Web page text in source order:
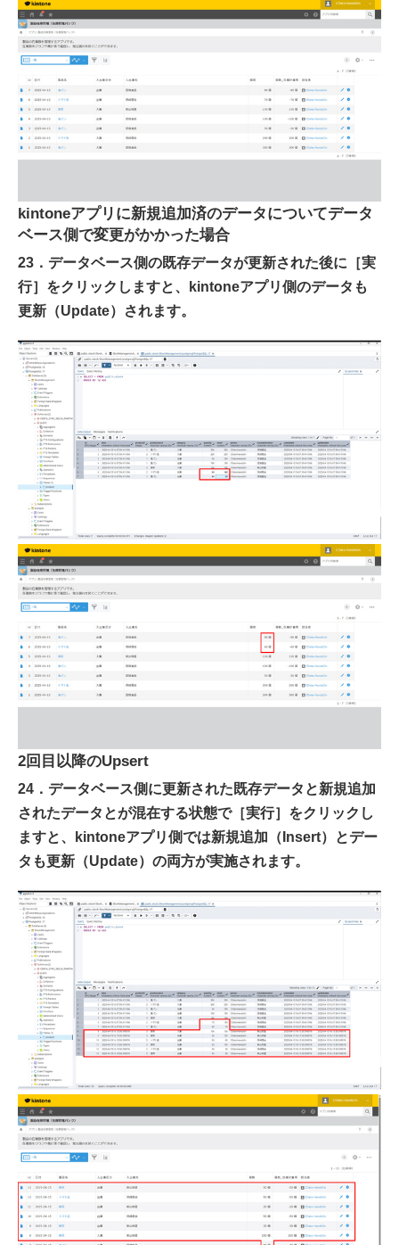
kintoneアプリに新規追加済のデータについてデータ
ベース側で変更がかかった場合
23．データベース側の既存データが更新された後に［実
行］をクリックしますと、kintoneアプリ側のデータも
更新（Update）されます。
2回目以降のUpsert
24．データベース側に更新された既存データと新規追加
されたデータとが混在する状態で［実行］をクリックし
ますと、kintoneアプリ側では新規追加（Insert）とデー
タも更新（Update）の両方が実施されます。